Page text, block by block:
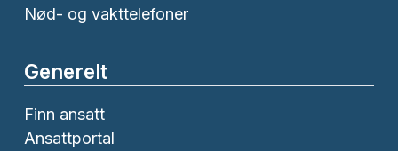
Nød- og vakttelefoner
Generelt
Finn ansatt
Ansattportal